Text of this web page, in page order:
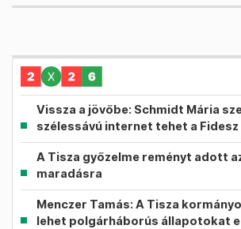
Vissza a jövőbe: Schmidt Mária
szélessávú internet tehet a
A Tisza győzelme reményt adott
maradásra
Menczer Tamás: A Tisza
lehet polgárháborús állapotokat